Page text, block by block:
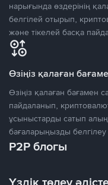
нарығында өздерінің
белгілей отырып,
және тікелей басқа
Өзіңіз қалаған
Өзіңіз қалаған бағамен
пайдаланып,
ұсыныстарды сатып
бағаларыңызды
P2P блогы